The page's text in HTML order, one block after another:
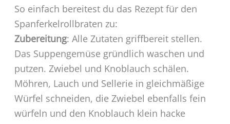
So einfach bereitest du das Rezept für den
Spanferkelrollbraten zu:
Zubereitung: Alle Zutaten griffbereit stellen.
Das Suppengemüse gründlich waschen und
putzen. Zwiebel und Knoblauch schälen.
Möhren, Lauch und Sellerie in gleichmäßige
Würfel schneiden, die Zwiebel ebenfalls fein
würfeln und den Knoblauch klein hacke